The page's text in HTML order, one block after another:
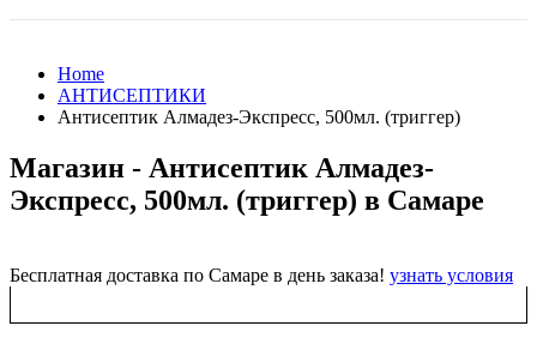
Home
АНТИСЕПТИКИ
Антисептик Алмадез-Экспресс, 500мл. (триггер)
Магазин - Антисептик Алмадез-
Экспресс, 500мл. (триггер) в Самаре
Бесплатная доставка по Самаре в день заказа! узнать условия